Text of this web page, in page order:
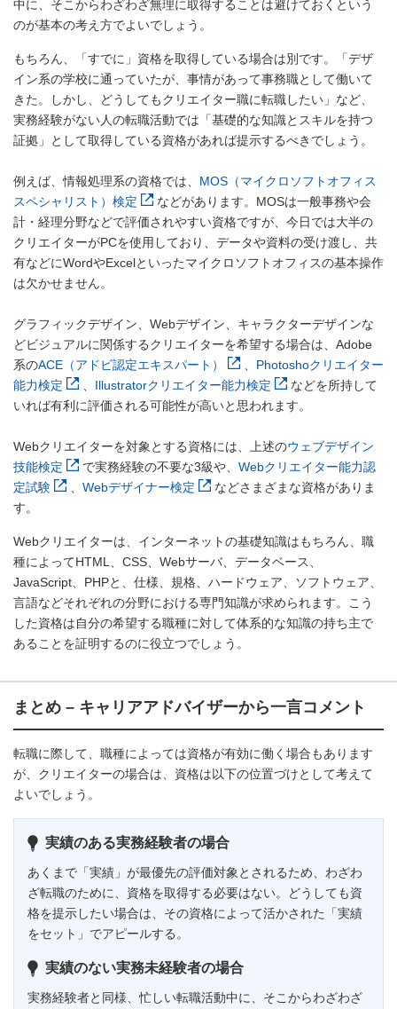
中に、そこからわざわざ無理に取得することは避けておくという
のが基本の考え方でよいでしょう。
もちろん、「すでに」資格を取得している場合は別です。「デザ
イン系の学校に通っていたが、事情があって事務職として働いて
きた。しかし、どうしてもクリエイター職に転職したい」など、
実務経験がない人の転職活動では「基礎的な知識とスキルを持つ
証拠」として取得している資格があれば提示するべきでしょう。
例えば、情報処理系の資格では、 MOS（マイクロソフトオフィス
スペシャリスト）検定
などがあります。MOSは一般事務や会
計・経理分野などで評価されやすい資格ですが、今日では大半の
クリエイターがPCを使用しており、データや資料の受け渡し、共
有などにWordやExcelといったマイクロソフトオフィスの基本操作
は欠かせません。
グラフィックデザイン、Webデザイン、キャラクターデザインな
どビジュアルに関係するクリエイターを希望する場合は、Adobe
系のACE（アドビ認定エキスパート）
Photoshoクリエイター
能力検定
Illustratorクリエイター能力検定
などを所持して
いれば有利に評価される可能性が高いと思われます。
Webクリエイターを対象とする資格には、上述のウェブデザイン
技能検定
で実務経験の不要な3級や、 Webクリエイター能力認
定試験
Webデザイナー検定
などさまざまな資格がありま
す。
Webクリエイターは、インターネットの基礎知識はもちろん、職
種によってHTML、CSS、Webサーバ、データベース、
JavaScript、PHPと、仕様、規格、ハードウェア、ソフトウェア、
言語などそれぞれの分野における専門知識が求められます。こう
した資格は自分の希望する職種に対して体系的な知識の持ち主で
あることを証明するのに役立つでしょう。
まとめ – キャリアアドバイザーから一言コメント
転職に際して、職種によっては資格が有効に働く場合もあります
が、クリエイターの場合は、資格は以下の位置づけとして考えて
よいでしょう。
実績のある実務経験者の場合
あくまで「実績」が最優先の評価対象とされるため、わざわ
ざ転職のために、資格を取得する必要はない。どうしても資
格を提示したい場合は、その資格によって活かされた「実績
をセット」でアピールする。
実績のない実務未経験者の場合
実務経験者と同様、忙しい転職活動中に、そこからわざわざ